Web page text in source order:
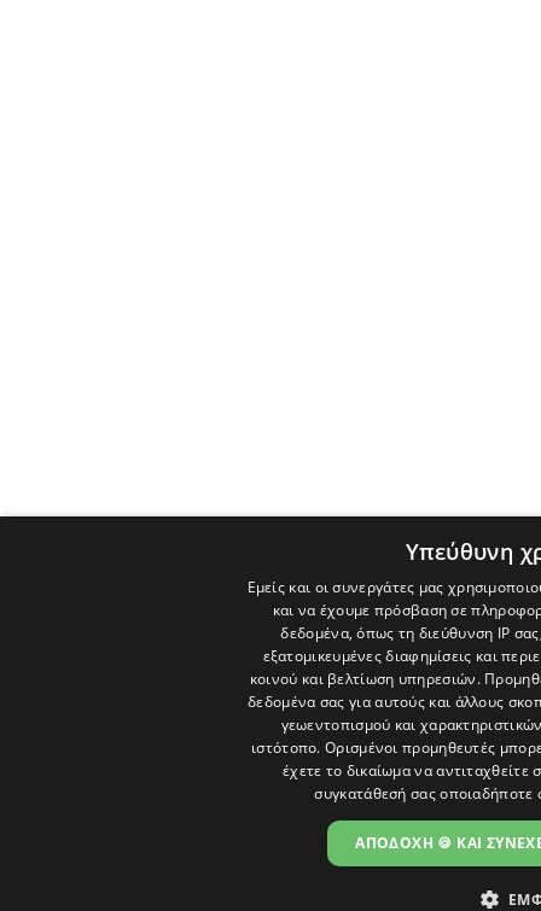
Υπεύθυνη
Εμείς και οι συνεργάτες μας
και να έχουμε πρόσβαση σε
δεδομένα, όπως τη διεύθυνση IP
εξατομικευμένες διαφημίσεις και
κοινού και βελτίωση υπηρεσιών.
δεδομένα σας για αυτούς και άλλους
γεωεντοπισμού και
ιστότοπο. Ορισμένοι προμηθευτές
έχετε το δικαίωμα να αντιταχθείτε
συγκατάθεσή σας οποιαδήποτε
ΑΠΟΔΟΧΗ 🍪 ΚΑΙ